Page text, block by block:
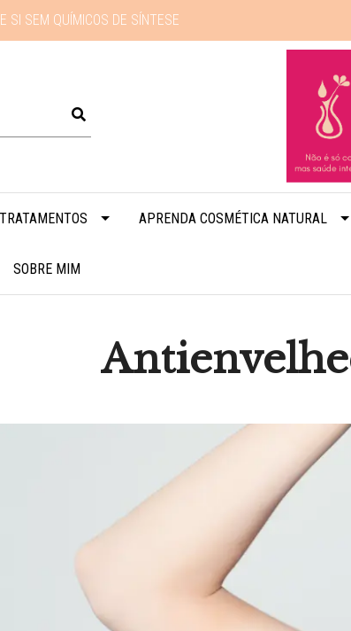
SI SEM QUÍMICOS DE SÍNTESE
TRATAMENTOS APRENDA COSMÉTICA NATURAL
SOBRE MIM